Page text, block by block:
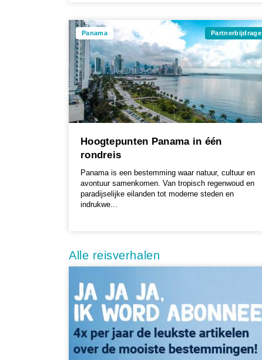
Panama Partnerbijdrage
Hoogtepunten Panama in één
rondreis
Panama is een bestemming waar natuur, cultuur en
avontuur samenkomen. Van tropisch regenwoud en
paradijselijke eilanden tot moderne steden en
indrukwe...
Alle reisverhalen